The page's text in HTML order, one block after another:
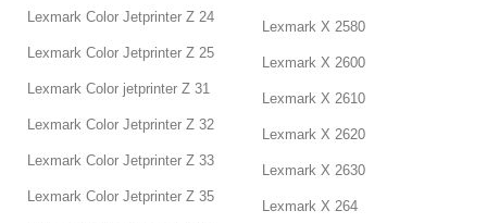
Lexmark Color Jetprinter Z 24
Lexmark Color Jetprinter Z 25
Lexmark Color jetprinter Z 31
Lexmark Color Jetprinter Z 32
Lexmark Color Jetprinter Z 33
Lexmark Color Jetprinter Z 35
Lexmark X 2580
Lexmark X 2600
Lexmark X 2610
Lexmark X 2620
Lexmark X 2630
Lexmark X 264